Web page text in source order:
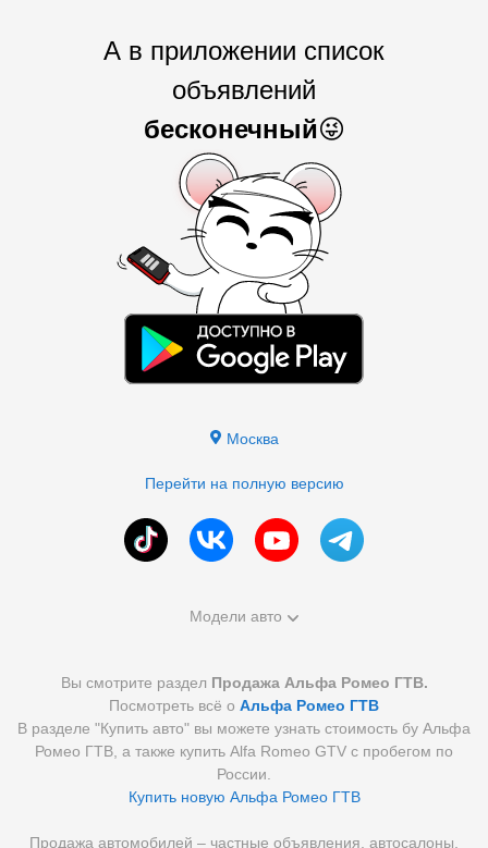
А в приложении список
объявлений
бесконечный😜
Москва
Перейти на полную версию
Модели авто
Вы смотрите раздел Продажа Альфа Ромео ГТВ.
Посмотреть всё о Альфа Ромео ГТВ
В разделе "Купить авто" вы можете узнать стоимость бу Альфа
Ромео ГТВ, а также купить Alfa Romeo GTV с пробегом по
России.
Купить новую Альфа Ромео ГТВ
Продажа автомобилей – частные объявления, автосалоны,